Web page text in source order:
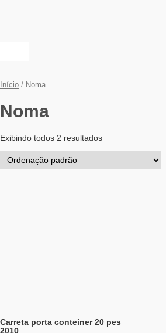
Início / Noma
Noma
Exibindo todos 2 resultados
Carreta porta conteiner 20 pes
2010